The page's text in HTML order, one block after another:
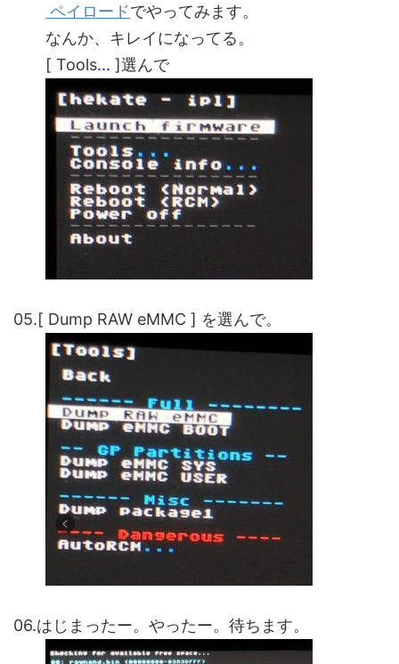
ペイロードでやってみます。
なんか、キレイになってる。
[ Tools... ]選んで
05.[ Dump RAW eMMC ] を選んで。
06.はじまったー。やったー。待ちます。